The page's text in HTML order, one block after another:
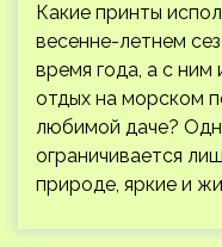
Какие принты
весенне-летнем
время года, а с ним
отдых на морском
любимой даче?
ограничивается
природе, яркие и